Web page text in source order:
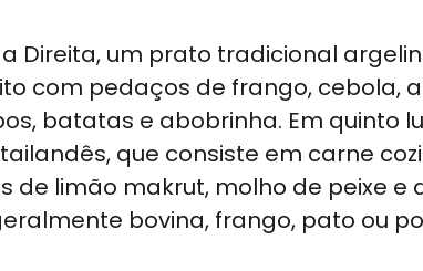
Direita, um prato tradicional
com pedaços de frango, cebola,
batatas e abobrinha. Em quinto
que consiste em carne
de limão makrut, molho de peixe
bovina, frango, pato ou